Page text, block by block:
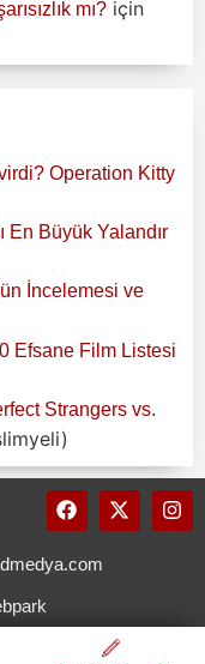
mı? için
Operation Kitty
En Büyük Yalandır
İncelemesi ve
Efsane Film Listesi
Strangers vs.